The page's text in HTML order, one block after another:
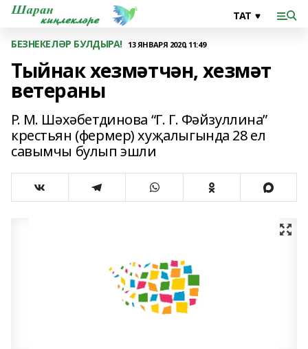
БЕЗНЕКЕЛӘР БУЛДЫРА! 13 ЯНВАРЯ 2020, 11:49
Тыйнак хезмәтчән, хезмәт
ветераны
Р. М. Шәхәбетдинова “Г. Г. Фәйзуллина”
крестьян (фермер) хуҗалыгында 28 ел
савымчы булып эшли